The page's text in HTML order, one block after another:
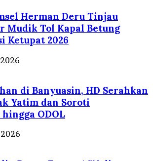
Herman Deru Tinjau
Mudik Tol Kapal Betung
Ketupat 2026
di Banyuasin, HD Serahkan
Yatim dan Soroti
ODOL